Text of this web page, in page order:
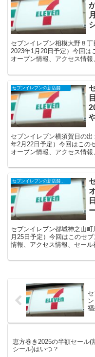
セブンイレブン相模大野８丁
2023年1月20日予定）今回
オープン情報、アクセス情
セブンイレブンの新店舗開店予定・オープンセール（福袋）、クーポンなど
セブンイレブン横須賀日の
年2月22日予定）今回はこの
オープン情報、アクセス情報
セブンイレブン都城神之山
月25日予定）今回はこのセ
情報、アクセス情報、セール
恵方巻き2025の半額セール(
シール)はいつ？